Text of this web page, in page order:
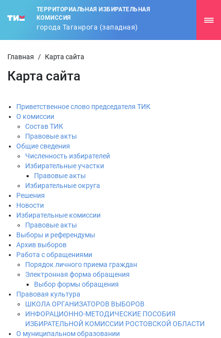
ТЕРРИТОРИАЛЬНАЯ ИЗБИРАТЕЛЬНАЯ
КОМИССИЯ
города Таганрога (западная)
Главная / Карта сайта
Карта сайта
Приветственное слово председателя ТИК
О комиссии
Состав ТИК
Правовые акты
Общие сведения
Численность избирателей
Избирательные участки
Правовые акты
Избирательные округа
Решения
Новости
Избирательные комиссии
Правовые акты
Выборы и референдумы
Архив выборов
Работа с обращениями
Порядок личного приема граждан
Электронная форма обращения
Выбор формы обращения
Правовая культура
ШКОЛА ОРГАНИЗАТОРОВ ВЫБОРОВ
ИНФОРАЦИОННО-МЕТОДИЧЕСКИЕ ПОСОБИЯ
ИЗБИРАТЕЛЬНОЙ КОМИССИИ РОСТОВСКОЙ ОБЛАСТИ
О муниципальном образовании